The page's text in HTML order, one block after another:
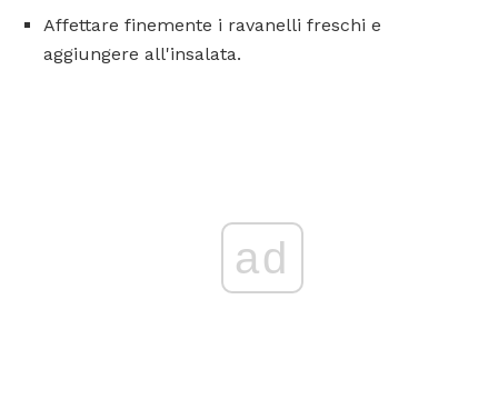
Affettare finemente i ravanelli freschi e
aggiungere all'insalata.
ad